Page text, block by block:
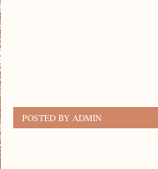
POSTED BY ADMIN